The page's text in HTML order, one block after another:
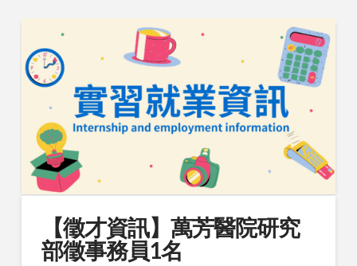
【徵才資訊】萬芳醫院研究
部徵事務員1名